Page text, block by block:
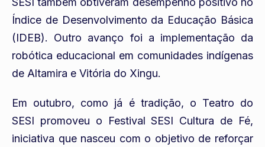
Índice de Desenvolvimento da Educação Básica
(IDEB). Outro avanço foi a implementação da
robótica educacional em comunidades indígenas
de Altamira e Vitória do Xingu.
Em outubro, como já é tradição, o Teatro do
SESI promoveu o Festival SESI Cultura de Fé,
iniciativa que nasceu com o objetivo de reforçar